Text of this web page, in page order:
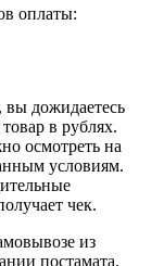
оплаты:
дожидаетесь
в рублях.
осмотреть на
условиям.
чек.
из
постамата.